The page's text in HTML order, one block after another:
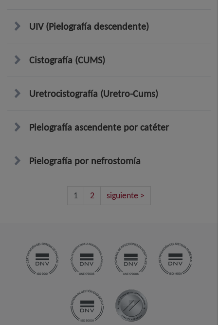
UIV (Pielografía descendente)
Cistografía (CUMS)
Uretrocistografía (Uretro-Cums)
Pielografía ascendente por catéter
Pielografía por nefrostomía
1 2 siguiente >